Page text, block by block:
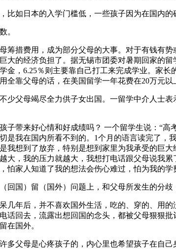
比如日本的入学门槛低，一些孩子因为在国内
。
筹措费用，成为部分父母的大事。对于有钱有
大的经济负担了。据无锡市团委对暑期回家的
金，6.25％则主要靠自己打工来完成学业。家
全靠父母的话，在美国留学一年花费在20万元
少父母竭尽全力供子女出国。一留学中介人士
子带来好心情和好成绩吗？ 一个留学生说：“
是我在国内所看不到的。1个月的语言读完了
我想到了放弃，特别是想到家里为我承受的巨
大，我的压力就越大，我想打电话跟父母说我
怕家人知道了我的想法会伤心难过，怕为我的
回国）留（国外）问题上，和父母所发生的分歧
几年后，并不喜欢国外生活，吃的、穿的、用
话回去，流露出想回国的念头，都被父母狠狠
在国外。
多父母是心疼孩子的，内心里也希望孩子在自